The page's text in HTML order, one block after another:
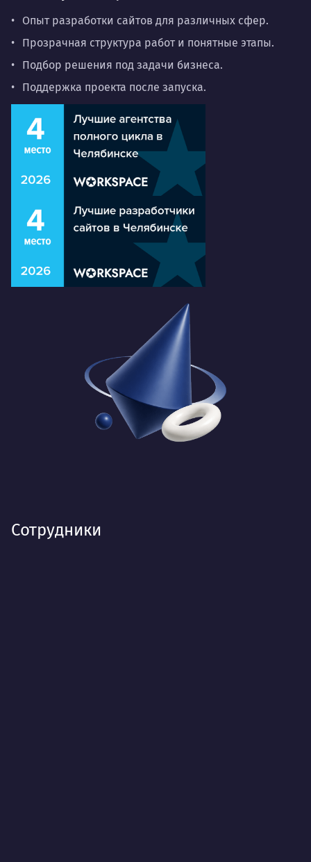
Опыт разработки сайтов для различных сфер.
Прозрачная структура работ и понятные этапы.
Подбор решения под задачи бизнеса.
Поддержка проекта после запуска.
Сотрудники